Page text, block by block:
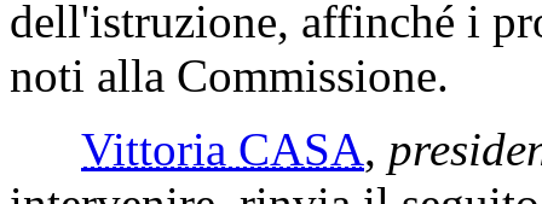
dell'istruzione, affinché i
noti alla Commissione.
Vittoria CASA,